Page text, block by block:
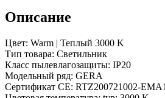
Металл,
Описание
Цвет: Warm | Теплый 3000 K
Тип товара: Светильник
Класс пылевлагозащиты: IP20
Модельный ряд: GERA
Сертификат CE: RTZ200721002-EMA1